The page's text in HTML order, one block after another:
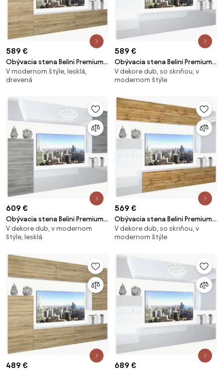
589 €
Obývacia stena Belini Premium
Full Version biely lesk / dub
sonoma + LED osvetlenie Nexum
V modernom štýle, lesklá,
drevená
589 €
Obývacia stena Belini Premium
Full Version dub wotan / biely
lesk + LED osvetlenie Nexum 131
V dekore dub, so skriňou, v
modernom štýle
609 €
Obývacia stena Belini Premium
Full Version biely lesk / šedý
antracit Glamour Wood + LED
V dekore dub, v modernom
štýle, lesklá
569 €
Obývacia stena Belini Premium
Full Version dub wotan / biely
lesk + LED osvetlenie Nexum 124
V dekore dub, so skriňou, v
modernom štýle
489 € 689 €